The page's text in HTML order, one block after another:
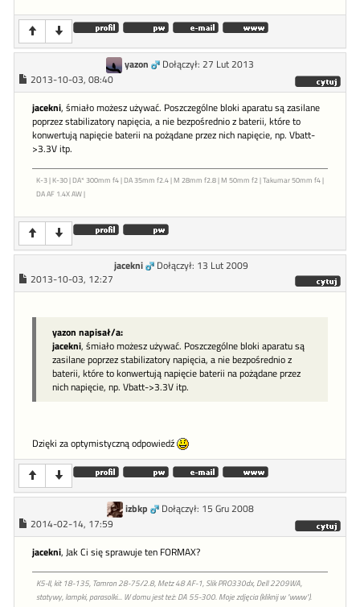
yazon
Dołączył: 27 Lut 2013
2013-10-03, 08:40
jacekni, śmiało możesz używać. Poszczególne bloki aparatu są zasilane
poprzez stabilizatory napięcia, a nie bezpośrednio z baterii, które to
konwertują napięcie baterii na pożądane przez nich napięcie, np. Vbatt-
>3.3V itp.
K-3 | K-30 | DA* 300mm f4 | DA 35mm f2.4 | M 28mm f2.8 | M 50mm f2 | Takumar 50mm f4 |
DA AF 1.4X AW |
jacekni
Dołączył: 13 Lut 2009
2013-10-03, 12:27
yazon napisał/a:
jacekni, śmiało możesz używać. Poszczególne bloki aparatu są
zasilane poprzez stabilizatory napięcia, a nie bezpośrednio z
baterii, które to konwertują napięcie baterii na pożądane przez
nich napięcie, np. Vbatt->3.3V itp.
Dzięki za optymistyczną odpowiedź
izbkp
Dołączył: 15 Gru 2008
2014-02-14, 17:59
jacekni, Jak Ci się sprawuje ten FORMAX?
K5-II, kit 18-135, Tamron 28-75/2.8, Metz 48 AF-1, Slik PRO330dx, Dell 2209WA,
statywy, lampki, parasolki... W domu jest też: DA 55-300. Moje zdjęcia (kliknij w "www").